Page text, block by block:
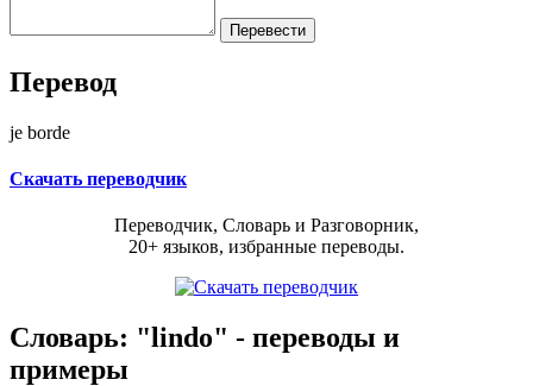
Перевод
je borde
Скачать переводчик
Переводчик, Словарь и Разговорник,
20+ языков, избранные переводы.
Словарь: "lindo" - переводы и
примеры